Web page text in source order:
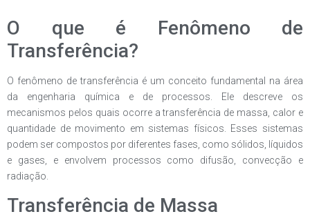
O que é Fenômeno de
Transferência?
O fenômeno de transferência é um conceito fundamental na área
da engenharia química e de processos. Ele descreve os
mecanismos pelos quais ocorre a transferência de massa, calor e
quantidade de movimento em sistemas físicos. Esses sistemas
podem ser compostos por diferentes fases, como sólidos, líquidos
e gases, e envolvem processos como difusão, convecção e
radiação.
Transferência de Massa